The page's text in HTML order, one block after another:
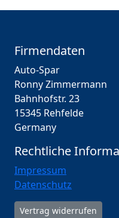
Firmendaten
Auto-Spar
Ronny Zimmermann
Bahnhofstr. 23
15345 Rehfelde
Germany
Rechtliche
Impressum
Datenschutz
Vertrag widerrufen